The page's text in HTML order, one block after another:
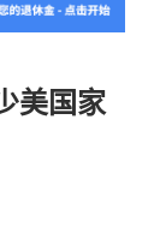
美国家